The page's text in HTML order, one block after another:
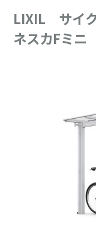
LIXIL サイ
ネスカFミ